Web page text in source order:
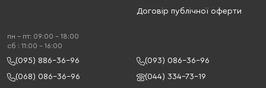
Договір публічної оферти
пн - пт: 09:00 - 18:00
cб : 11:00 - 16:00
(095) 886-36-96
(093) 086-36-96
(068) 086-36-96
(044) 334-73-19